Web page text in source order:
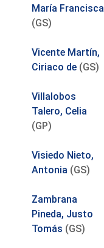
María Francisca
(GS)
Vicente Martín,
Ciriaco de (GS)
Villalobos
Talero, Celia
(GP)
Visiedo Nieto,
Antonia (GS)
Zambrana
Pineda, Justo
Tomás (GS)